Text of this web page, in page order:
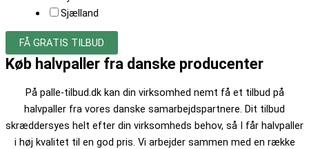
Sjælland
FÅ GRATIS TILBUD
Køb halvpaller fra danske producenter
På palle-tilbud.dk kan din virksomhed nemt få et tilbud på
halvpaller fra vores danske samarbejdspartnere. Dit tilbud
skræddersyes helt efter din virksomheds behov, så I får halvpaller
i høj kvalitet til en god pris. Vi arbejder sammen med en række